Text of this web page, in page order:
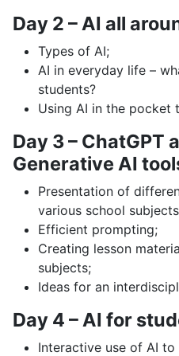
Day 2 – AI all
Types of AI;
AI in everyday life –
students?
Using AI in the pocket
Day 3 – ChatGPT
Generative AI
Presentation of
various school
Efficient prompting;
Creating lesson
subjects;
Ideas for an
Day 4 – AI for
Interactive use of AI to